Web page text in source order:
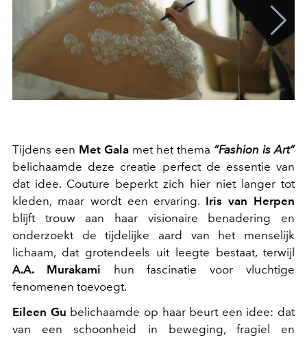
Tijdens een Met Gala met het thema “Fashion is Art”
belichaamde deze creatie perfect de essentie van
dat idee. Couture beperkt zich hier niet langer tot
kleden, maar wordt een ervaring. Iris van Herpen
blijft trouw aan haar visionaire benadering en
onderzoekt de tijdelijke aard van het menselijk
lichaam, dat grotendeels uit leegte bestaat, terwijl
A.A. Murakami hun fascinatie voor vluchtige
fenomenen toevoegt.
Eileen Gu belichaamde op haar beurt een idee: dat
van een schoonheid in beweging, fragiel en